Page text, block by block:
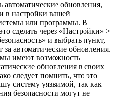
автоматические обновления,
в настройки вашей
или программы. В
сделать через «Настройки» >
и выбрать пункт,
за автоматические обновления.
имеют возможность
обновления в своих
следует помнить, что это
систему уязвимой, так как
безопасности могут не